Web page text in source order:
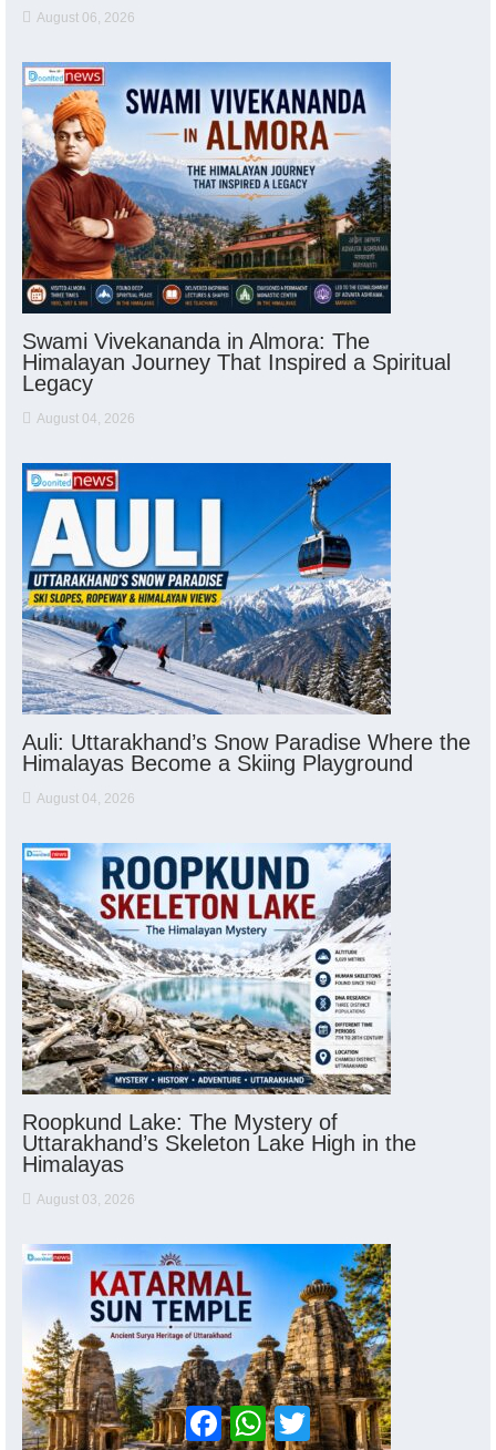
August 06, 2026
Swami Vivekananda in Almora: The
Himalayan Journey That Inspired a Spiritual
Legacy
August 04, 2026
Auli: Uttarakhand’s Snow Paradise Where the
Himalayas Become a Skiing Playground
August 04, 2026
Roopkund Lake: The Mystery of
Uttarakhand’s Skeleton Lake High in the
Himalayas
August 03, 2026
FacebookWhatsApp
Twitter